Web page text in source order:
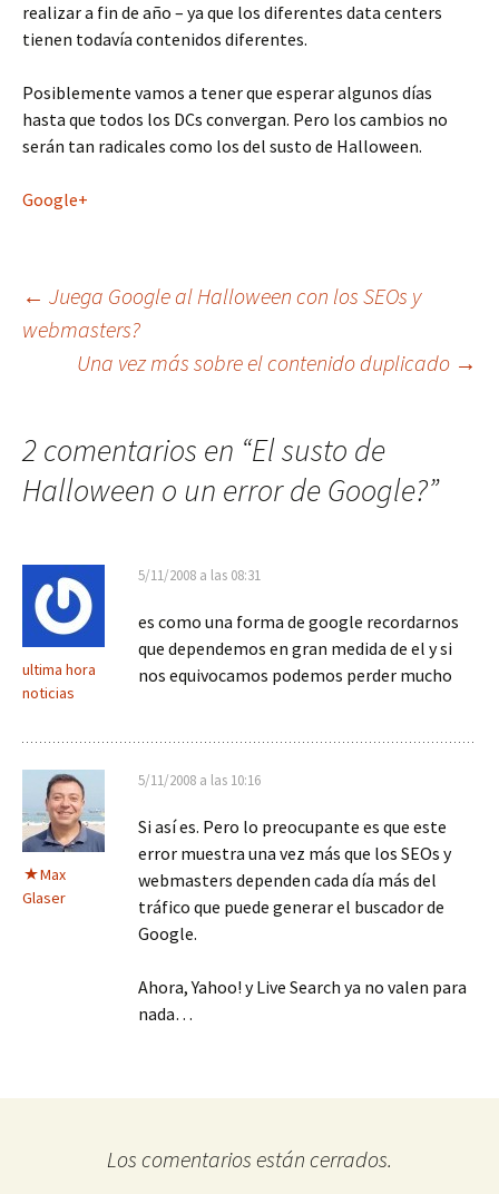
realizar a fin de año – ya que los diferentes data centers
tienen todavía contenidos diferentes.
Posiblemente vamos a tener que esperar algunos días
hasta que todos los DCs convergan. Pero los cambios no
serán tan radicales como los del susto de Halloween.
Google+
Navegación
entradas
← Juega Google al Halloween con los SEOs y
webmasters?
Una vez más sobre el contenido duplicado →
2 comentarios en “El susto de
Halloween o un error de Google?”
ultima hora
noticias
5/11/2008 a las 08:31
es como una forma de google recordarnos
que dependemos en gran medida de el y si
nos equivocamos podemos perder mucho
Max
Glaser
5/11/2008 a las 10:16
Si así es. Pero lo preocupante es que este
error muestra una vez más que los SEOs y
webmasters dependen cada día más del
tráfico que puede generar el buscador de
Google.
Ahora, Yahoo! y Live Search ya no valen para
nada…
Los comentarios están cerrados.